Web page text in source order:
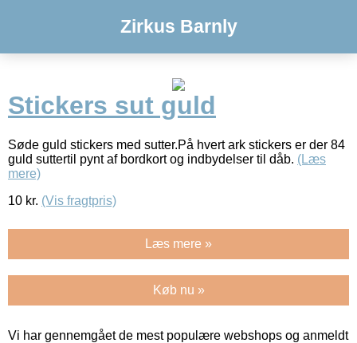
Zirkus Barnly
Stickers sut guld
Søde guld stickers med sutter.På hvert ark stickers er der 84
guld suttertil pynt af bordkort og indbydelser til dåb. (Læs
mere)
10 kr. (Vis fragtpris)
Læs mere »
Køb nu »
Vi har gennemgået de mest populære webshops og anmeldt